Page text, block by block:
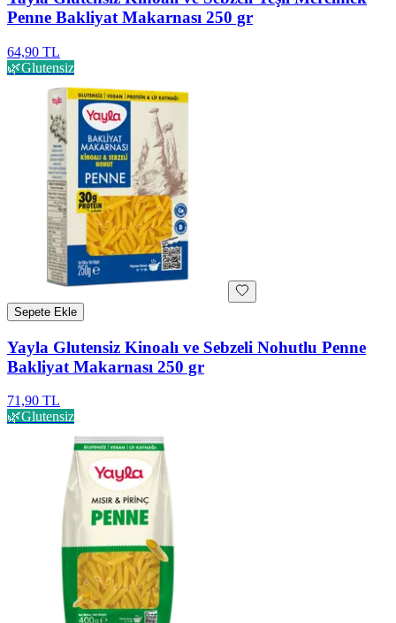
Penne Bakliyat Makarnası 250 gr
64,90 TL
🌿Glutensiz
Sepete Ekle
Yayla Glutensiz Kinoalı ve Sebzeli Nohutlu Penne
Bakliyat Makarnası 250 gr
71,90 TL
🌿Glutensiz